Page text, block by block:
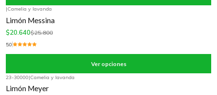
|Camelia y lavanda
Limón Messina
$20.640$25.800
5.0
Ver opciones
23-30000|Camelia y lavanda
Limón Meyer